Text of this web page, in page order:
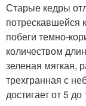
Старые кедры
побеги темно-
количеством
зеленая мягкая,
трехгранная с
достигает от 5 до